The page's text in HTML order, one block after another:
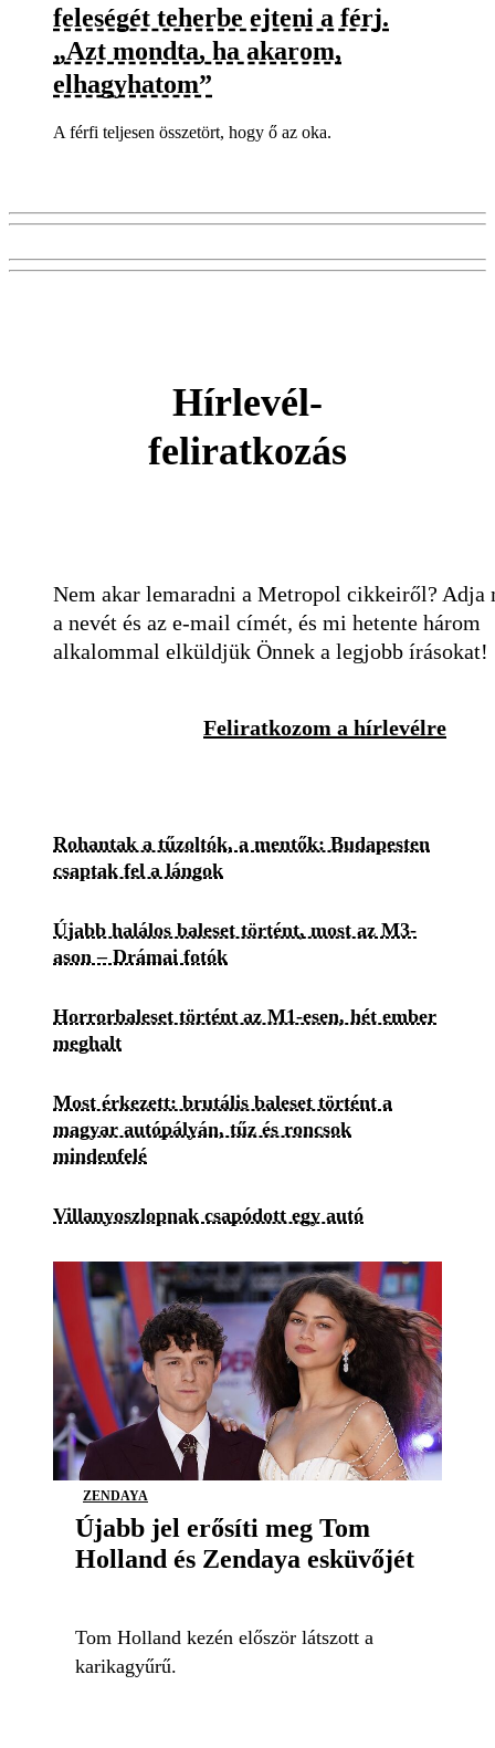
feleségét teherbe ejteni a férj.
„Azt mondta, ha akarom,
elhagyhatom”
A férfi teljesen összetört, hogy ő az oka.
Hírlevél-
feliratkozás
Nem akar lemaradni a Metropol cikkeiről? Adja
a nevét és az e-mail címét, és mi hetente három
alkalommal elküldjük Önnek a legjobb írásokat!
Feliratkozom a hírlevélre
Rohantak a tűzoltók, a mentők: Budapesten
csaptak fel a lángok
Újabb halálos baleset történt, most az M3-
ason – Drámai fotók
Horrorbaleset történt az M1-esen, hét ember
meghalt
Most érkezett: brutális baleset történt a
magyar autópályán, tűz és roncsok
mindenfelé
Villanyoszlopnak csapódott egy autó
ZENDAYA
Újabb jel erősíti meg Tom
Holland és Zendaya esküvőjét
Tom Holland kezén először látszott a
karikagyűrű.